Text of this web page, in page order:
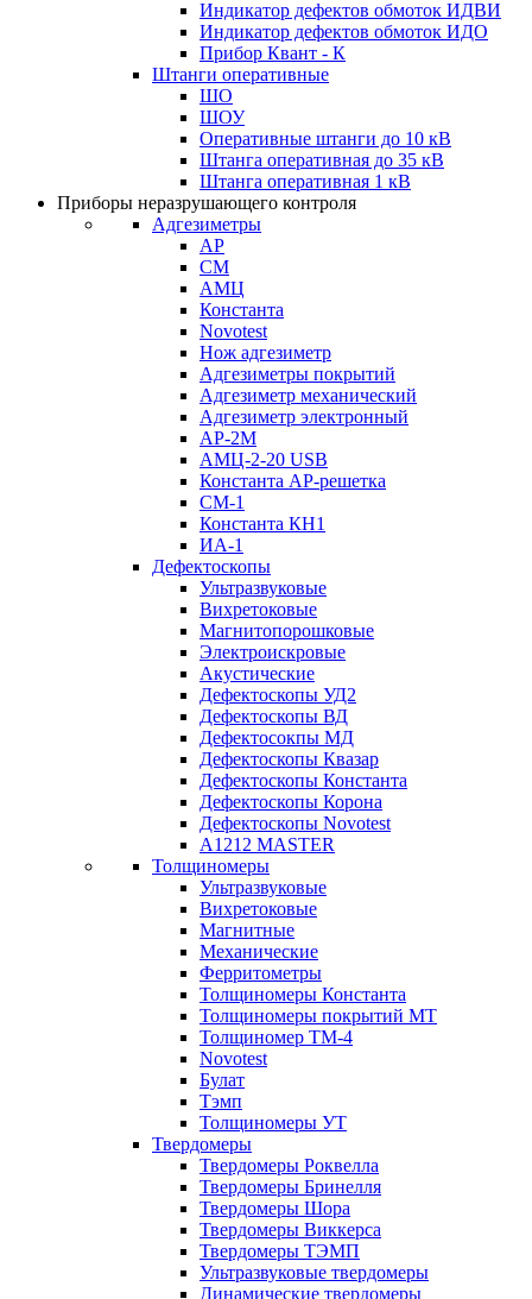
Индикатор дефектов обмоток ИДВИ
Индикатор дефектов обмоток ИДО
Прибор Квант - К
Штанги оперативные
ШО
ШОУ
Оперативные штанги до 10 кВ
Штанга оперативная до 35 кВ
Штанга оперативная 1 кВ
Приборы неразрушающего контроля
Адгезиметры
АР
СМ
АМЦ
Константа
Novotest
Нож адгезиметр
Адгезиметры покрытий
Адгезиметр механический
Адгезиметр электронный
АР-2М
АМЦ-2-20 USB
Константа АР-решетка
СМ-1
Константа КН1
ИА-1
Дефектоскопы
Ультразвуковые
Вихретоковые
Магнитопорошковые
Электроискровые
Акустические
Дефектоскопы УД2
Дефектоскопы ВД
Дефектосокпы МД
Дефектоскопы Квазар
Дефектоскопы Константа
Дефектоскопы Корона
Дефектоскопы Novotest
А1212 MASTER
Толщиномеры
Ультразвуковые
Вихретоковые
Магнитные
Механические
Ферритометры
Толщиномеры Константа
Толщиномеры покрытий МТ
Толщиномер ТМ-4
Novotest
Булат
Тэмп
Толщиномеры УТ
Твердомеры
Твердомеры Роквелла
Твердомеры Бринелля
Твердомеры Шора
Твердомеры Виккерса
Твердомеры ТЭМП
Ультразвуковые твердомеры
Динамические твердомеры